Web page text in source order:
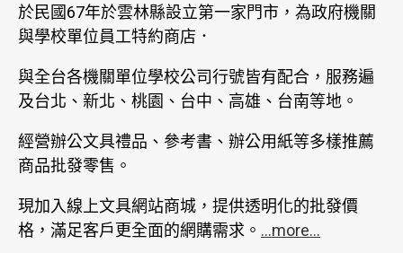
於民國67年於雲林縣設立第一家門市，為政府機關
與學校單位員工特約商店．
與全台各機關單位學校公司行號皆有配合，服務遍
及台北、新北、桃園、台中、高雄、台南等地。
經營辦公文具禮品、參考書、辦公用紙等多樣推薦
商品批發零售。
現加入線上文具網站商城，提供透明化的批發價
格，滿足客戶更全面的網購需求。 ...more...